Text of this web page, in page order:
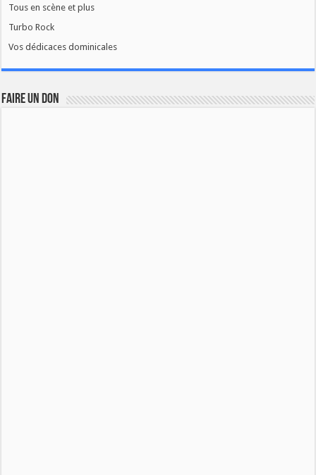
Tous en scène et plus
Turbo Rock
Vos dédicaces dominicales
FAIRE UN DON